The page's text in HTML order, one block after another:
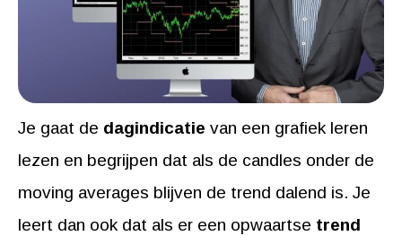
Je gaat de dagindicatie van een grafiek leren
lezen en begrijpen dat als de candles onder de
moving averages blijven de trend dalend is. Je
leert dan ook dat als er een opwaartse trend